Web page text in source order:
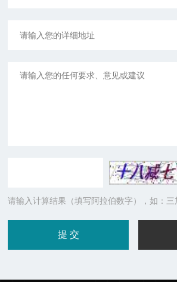
请输入计算结果（填写阿拉伯数字），如：三